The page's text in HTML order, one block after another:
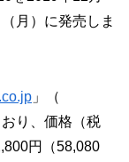
月）に発売しま
」（
り、価格（税
円（58,080